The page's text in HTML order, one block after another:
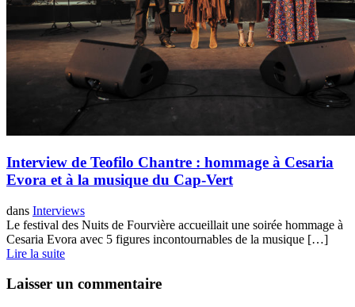
Interview de Teofilo Chantre : hommage à Cesaria
Evora et à la musique du Cap-Vert
dans Interviews
Le festival des Nuits de Fourvière accueillait une soirée hommage à
Cesaria Evora avec 5 figures incontournables de la musique […]
Lire la suite
Laisser un commentaire